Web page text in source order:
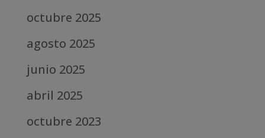
octubre 2025
agosto 2025
junio 2025
abril 2025
octubre 2023